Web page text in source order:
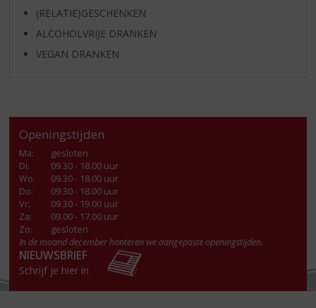
(RELATIE)GESCHENKEN
ALCOHOLVRIJE DRANKEN
VEGAN DRANKEN
Openingstijden
Ma:
gesloten
Di:
09.30 - 18.00 uur
Wo:
09.30 - 18.00 uur
Do:
09.30 - 18.00 uur
Vr:
09.30 - 19.00 uur
Za:
09.00 - 17.00 uur
Zo:
gesloten
In de maand december hanteren we aangepaste openingstijden.
NIEUWSBRIEF
Schrijf je hier in